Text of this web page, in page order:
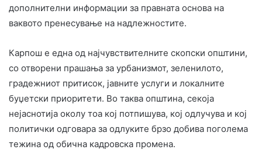
дополнителни информации за правната основа на
ваквото пренесување на надлежностите.
Карпош е една од најчувствителните скопски општини,
со отворени прашања за урбанизмот, зеленилото,
градежниот притисок, јавните услуги и локалните
буџетски приоритети. Во таква општина, секоја
нејаснотија околу тоа кој потпишува, кој одлучува и кој
политички одговара за одлуките брзо добива поголема
тежина од обична кадровска промена.